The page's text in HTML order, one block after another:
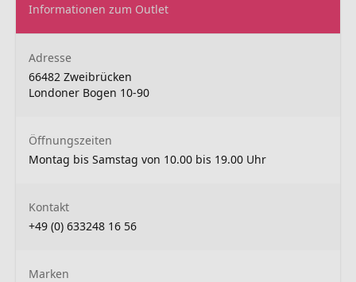
Informationen zum Outlet
Adresse
66482 Zweibrücken
Londoner Bogen 10-90
Öffnungszeiten
Montag bis Samstag von 10.00 bis 19.00 Uhr
Kontakt
+49 (0) 633248 16 56
Marken